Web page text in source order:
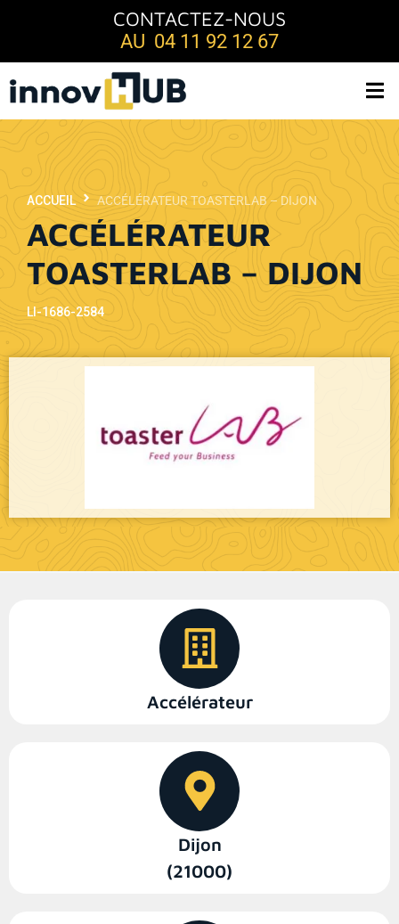
CONTACTEZ-NOUS
AU 04 11 92 12 67
ACCÉLÉRATEUR
TOASTERLAB – DIJON
ACCUEIL ACCÉLÉRATEUR TOASTERLAB – DIJON
LI-1686-2584
Accélérateur
Dijon
(21000)